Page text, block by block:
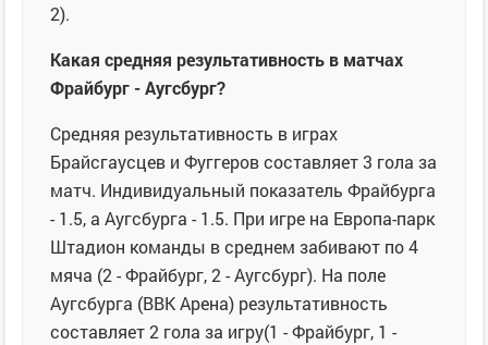
2).
Какая средняя результативность в матчах
Фрайбург - Аугсбург?
Средняя результативность в играх
Брайсгаусцев и Фуггеров составляет 3 гола за
матч. Индивидуальный показатель Фрайбурга
- 1.5, а Аугсбурга - 1.5. При игре на Европа-парк
Штадион команды в среднем забивают по 4
мяча (2 - Фрайбург, 2 - Аугсбург). На поле
Аугсбурга (ВВК Арена) результативность
составляет 2 гола за игру(1 - Фрайбург, 1 -